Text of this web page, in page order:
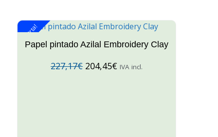
¡Oferta!
Papel pintado Azilal Embroidery Clay
227,17€ 204,45€ IVA incl.